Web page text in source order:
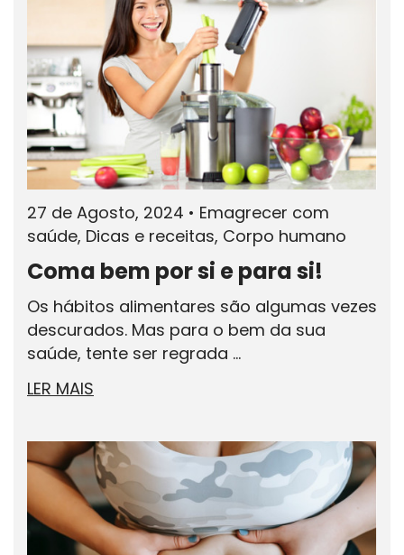
27 de Agosto, 2024 • Emagrecer com
saúde, Dicas e receitas, Corpo humano
Coma bem por si e para si!
Os hábitos alimentares são algumas vezes
descurados. Mas para o bem da sua
saúde, tente ser regrada ...
LER MAIS